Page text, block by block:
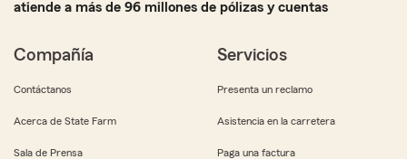
atiende a más de 96 millones de pólizas y cuentas
Compañía
Contáctanos
Acerca de State Farm
Sala de Prensa
Servicios
Presenta un reclamo
Asistencia en la carretera
Paga una factura